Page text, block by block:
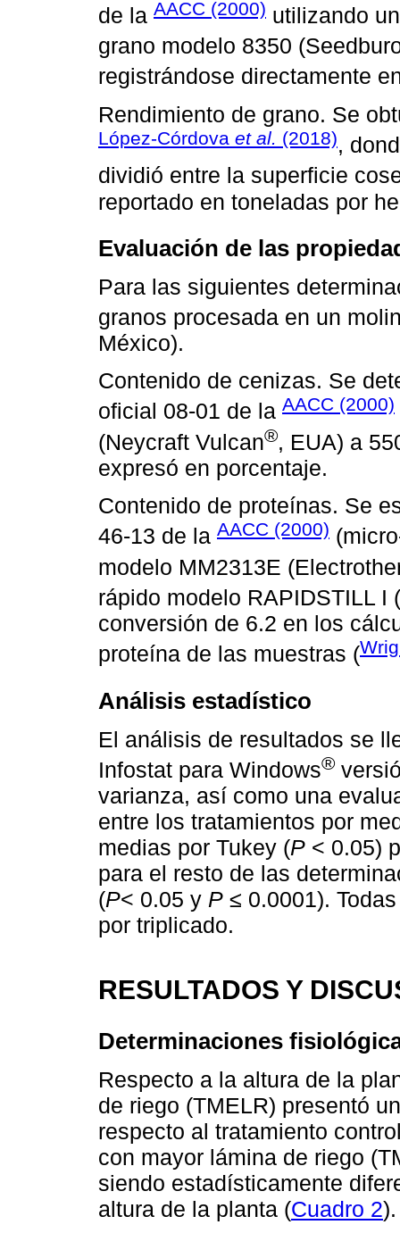
de la AACC (2000) utilizando
grano modelo 8350
registrándose directamente
Rendimiento de grano. Se
López-Córdova et al. (2018),
dividió entre la superficie
reportado en toneladas por
Evaluación de las
Para las siguientes
granos procesada en un
México).
Contenido de cenizas. Se
oficial 08-01 de la AACC (2000)
(Neycraft Vulcan®, EUA) a
expresó en porcentaje.
Contenido de proteínas. Se
46-13 de la AACC (2000)
modelo MM2313E
rápido modelo RAPIDSTILL I
conversión de 6.2 en los
proteína de las muestras (
Análisis estadístico
El análisis de resultados se
Infostat para Windows®
varianza, así como una
entre los tratamientos por
medias por Tukey (P < 0.05)
para el resto de las
(P< 0.05 y P ≤ 0.0001).
por triplicado.
RESULTADOS Y
Determinaciones
Respecto a la altura de la
de riego (TMELR) presentó
respecto al tratamiento
con mayor lámina de riego
siendo estadísticamente
altura de la planta (Cuadro 2).